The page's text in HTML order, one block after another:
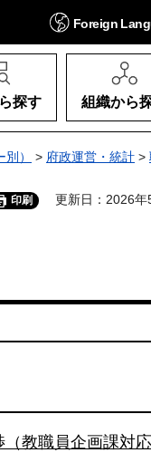
Foreign
探す 組織から
） > 府政運営・統計 >
印刷 更新日：2026年
教職員企画課対応